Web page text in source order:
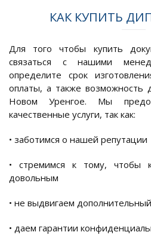
КАК КУПИТЬ
Для того чтобы купить
связаться с нашими
определите срок
оплаты, а также возможность
Новом Уренгое. Мы
качественные услуги, так как:
• заботимся о нашей репутации
• стремимся к тому, чтобы
довольным
• не выдвигаем
• даем гарантии